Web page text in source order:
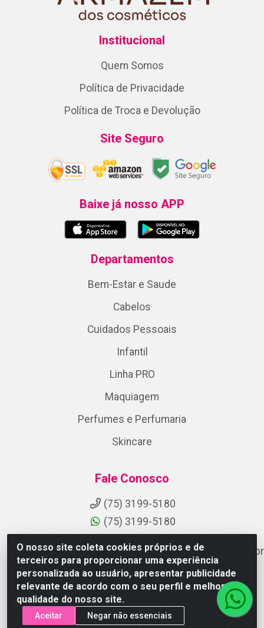
O nosso site coleta cookies próprios e de
terceiros para proporcionar uma experiência
personalizada ao usuário, apresentar publicidade
relevante de acordo com o seu perfil e melhorar a
qualidade do nosso site.
Aceitar Negar não essenciais
Institucional
Quem Somos
Política de Privacidade
Política de Troca e Devolução
Site Seguro
Baixe já nosso APP
Departamentos
Bem-Estar e Saude
Cabelos
Cuidados Pessoais
Infantil
Linha PRO
Maquiagem
Perfumes e Perfumaria
Skincare
Fale Conosco
(75) 3199-5180
(75) 3199-5180
suporteaocliente@armazemdoscosmeticosfsa.com.br
Instagram
Formas de Pagamento